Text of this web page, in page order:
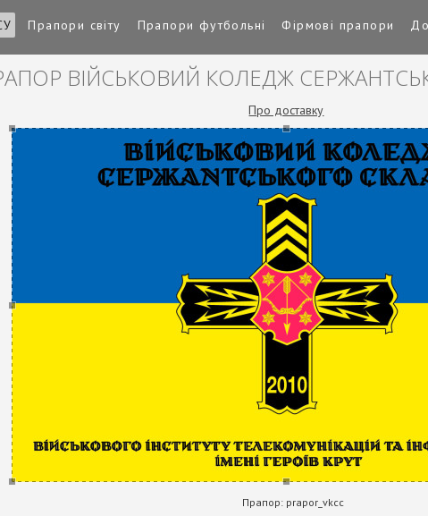
Прапори світу Прапори футбольні Фірмові прапори
ВІЙСЬКОВИЙ КОЛЕДЖ
Про доставку
Прапор:prapor_vkcc